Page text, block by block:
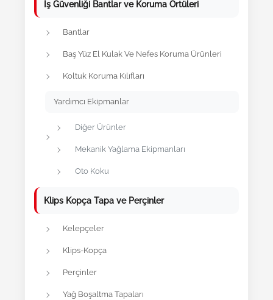
İş Güvenliği Bantlar ve Koruma Örtüleri
Bantlar
Baş Yüz El Kulak Ve Nefes Koruma Ürünleri
Koltuk Koruma Kılıfları
Yardımcı Ekipmanlar
Diğer Ürünler
Mekanik Yağlama Ekipmanları
Oto Koku
Klips Kopça Tapa ve Perçinler
Kelepçeler
Klips-Kopça
Perçinler
Yağ Boşaltma Tapaları